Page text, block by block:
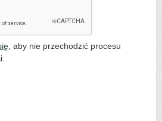
, aby nie przechodzić procesu